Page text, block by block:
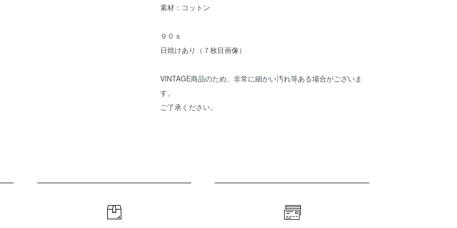
素材：コットン
９０ｓ
日焼けあり（７枚目画像）
VINTAGE商品のため、非常に細かい汚れ等ある場合がございま
す。
ご了承ください。